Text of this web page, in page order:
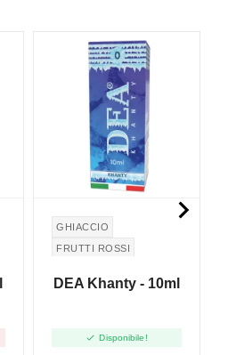
GHIACCIO
FRUTTI ROSSI
DEA Khanty - 10ml
 Disponibile!
